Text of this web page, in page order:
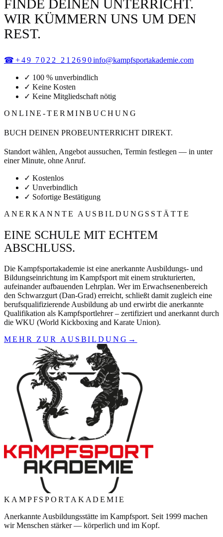
FINDE DEINEN UNTERRICHT.
WIR KÜMMERN UNS UM DEN
REST.
☎ +49 7022 212690info@kampfsportakademie.com
✓ 100 % unverbindlich
✓ Keine Kosten
✓ Keine Mitgliedschaft nötig
ONLINE-TERMINBUCHUNG
BUCH DEINEN PROBEUNTERRICHT DIREKT.
Standort wählen, Angebot aussuchen, Termin festlegen — in unter
einer Minute, ohne Anruf.
✓ Kostenlos
✓ Unverbindlich
✓ Sofortige Bestätigung
ANERKANNTE AUSBILDUNGSSTÄTTE
EINE SCHULE MIT ECHTEM
ABSCHLUSS.
Die Kampfsportakademie ist eine anerkannte Ausbildungs- und
Bildungseinrichtung im Kampfsport mit einem strukturierten,
aufeinander aufbauenden Lehrplan. Wer im Erwachsenenbereich
den Schwarzgurt (Dan-Grad) erreicht, schließt damit zugleich eine
berufsqualifizierende Ausbildung ab und erwirbt die anerkannte
Qualifikation als Kampfsportlehrer – zertifiziert und anerkannt durch
die WKU (World Kickboxing and Karate Union).
MEHR ZUR AUSBILDUNG →
KAMPFSPORTAKADEMIE
Anerkannte Ausbildungsstätte im Kampfsport. Seit 1999 machen
wir Menschen stärker — körperlich und im Kopf.